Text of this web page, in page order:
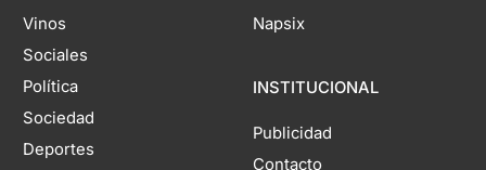
Vinos
Sociales
Política
Sociedad
Deportes
Napsix
INSTITUCIONAL
Publicidad
Contacto